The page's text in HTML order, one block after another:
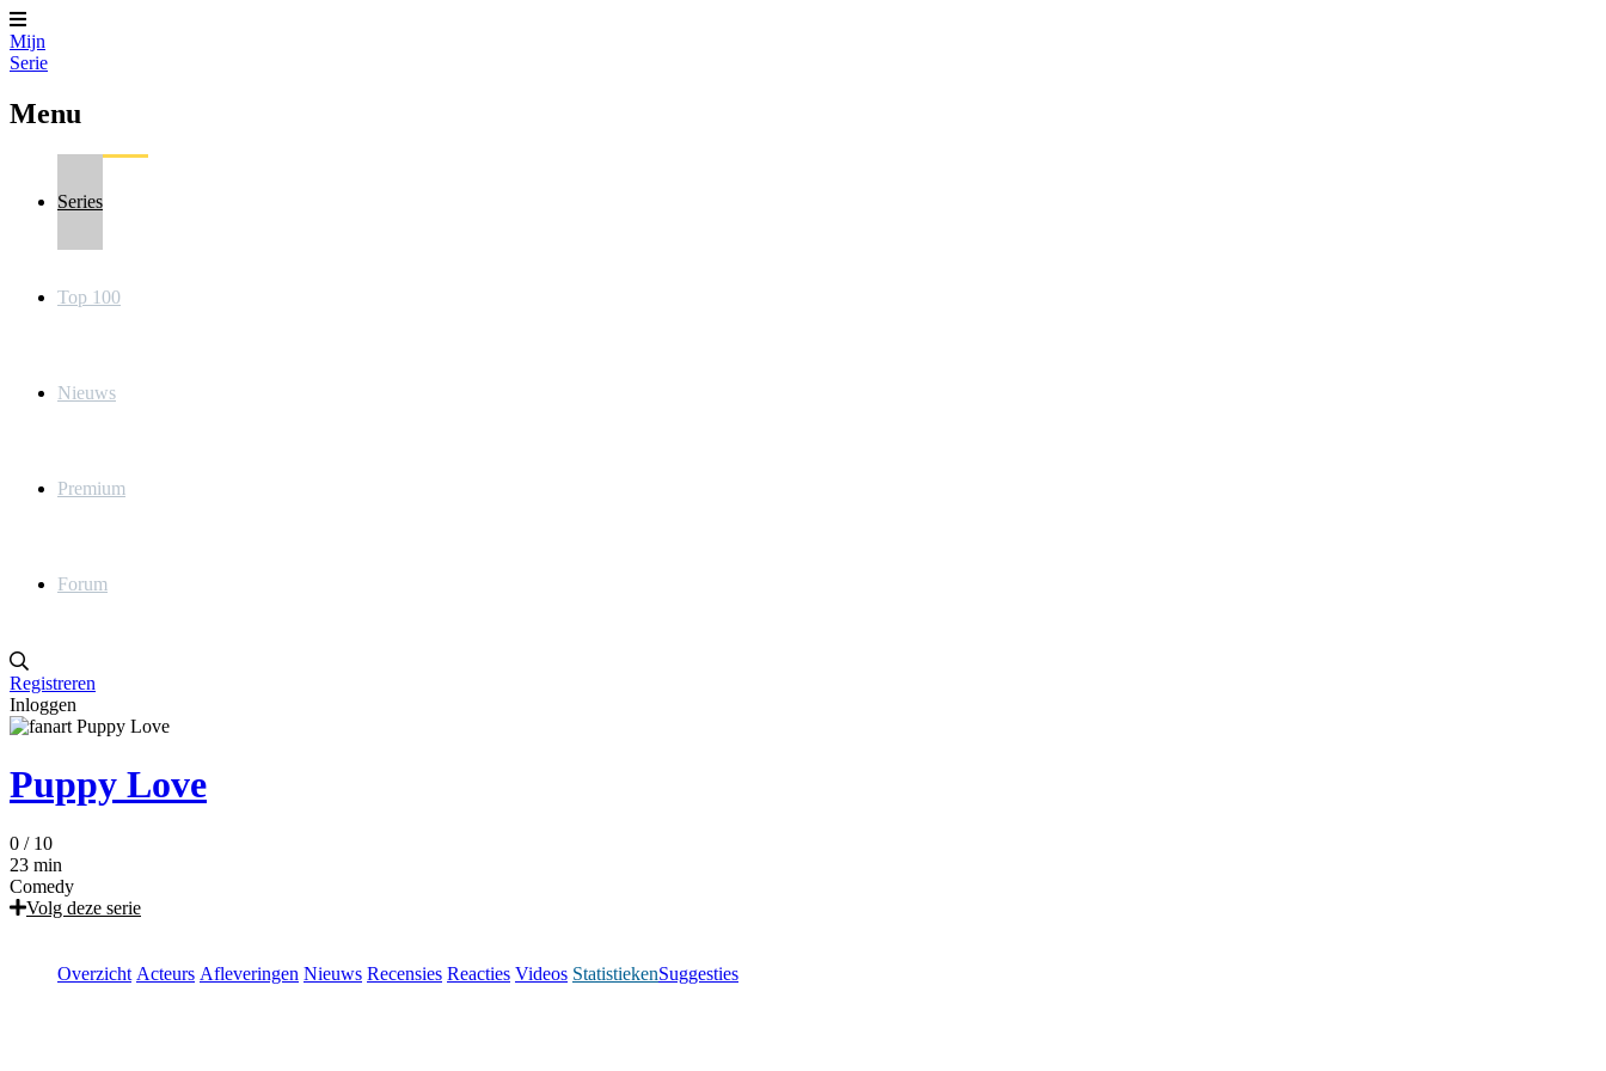
Mijn
Serie
Menu
Series
Top 100
Nieuws
Premium
Forum
Registreren
Inloggen
Puppy Love
0 / 10
23 min
Comedy
Volg deze serie
Overzicht Acteurs Afleveringen Nieuws Recensies Reacties Videos StatistiekenSuggesties